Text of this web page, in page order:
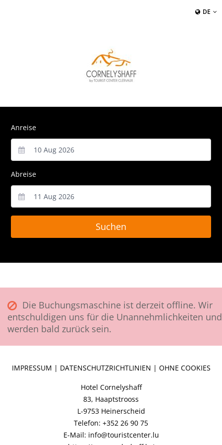
DE
Anreise
Abreise
Die Buchungsmaschine ist derzeit offline. Wir
entschuldigen uns für die Unannehmlichkeiten und
werden bald zurück sein.
IMPRESSUM | DATENSCHUTZRICHTLINIEN | OHNE COOKIES
Hotel Cornelyshaff
83, Haaptstrooss
L-9753 Heinerscheid
Telefon: +352 26 90 75
E-Mail: info@touristcenter.lu